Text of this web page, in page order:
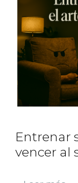
Entrenar
vencer al